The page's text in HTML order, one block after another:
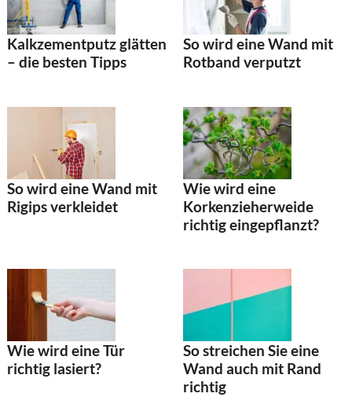
Kalkzementputz glätten
– die besten Tipps
So wird eine Wand mit
Rotband verputzt
So wird eine Wand mit
Rigips verkleidet
Wie wird eine
Korkenzieherweide
richtig eingepflanzt?
Wie wird eine Tür
richtig lasiert?
So streichen Sie eine
Wand auch mit Rand
richtig